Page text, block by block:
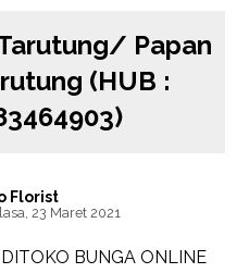
Papan
(HUB :
Florist
23 Maret 2021
BUNGA ONLINE